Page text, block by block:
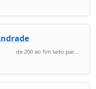
de 200 ao fim lado par...